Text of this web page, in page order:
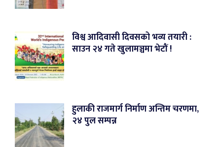
विश्व आदिवासी दिवसको भव्य तयारी :
साउन २४ गते खुलामञ्चमा भेटौं !
हुलाकी राजमार्ग निर्माण अन्तिम चरणमा,
२४ पुल सम्पन्न